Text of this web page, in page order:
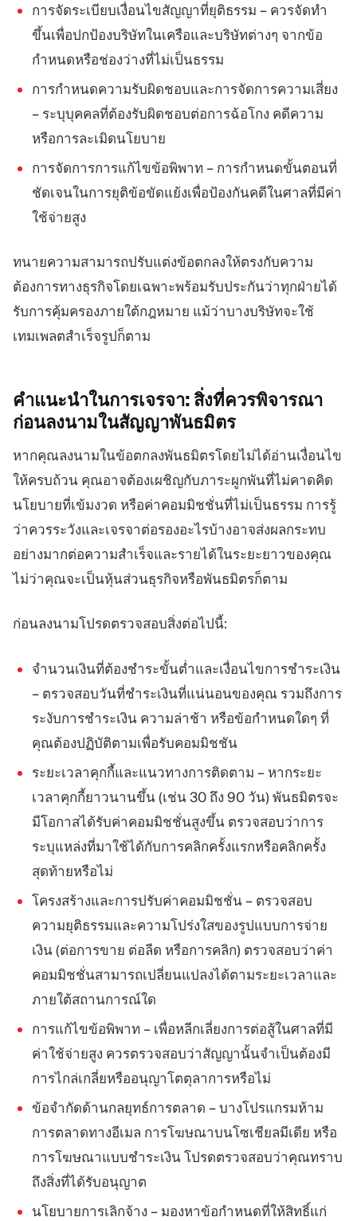
การจัดระเบียบเงื่อนไขสัญญาที่ยุติธรรม – ควรจัดทำ
ขึ้นเพื่อปกป้องบริษัทในเครือและบริษัทต่างๆ จากข้อ
กำหนดหรือช่องว่างที่ไม่เป็นธรรม
การกำหนดความรับผิดชอบและการจัดการความเสี่ยง
– ระบุบุคคลที่ต้องรับผิดชอบต่อการฉ้อโกง คดีความ
หรือการละเมิดนโยบาย
การจัดการการแก้ไขข้อพิพาท – การกำหนดขั้นตอนที่
ชัดเจนในการยุติข้อขัดแย้งเพื่อป้องกันคดีในศาลที่มีค่า
ใช้จ่ายสูง
ทนายความสามารถปรับแต่งข้อตกลงให้ตรงกับความ
ต้องการทางธุรกิจโดยเฉพาะพร้อมรับประกันว่าทุกฝ่ายได้
รับการคุ้มครองภายใต้กฎหมาย แม้ว่าบางบริษัทจะใช้
เทมเพลตสำเร็จรูปก็ตาม
คำแนะนำในการเจรจา: สิ่งที่ควรพิจารณา
ก่อนลงนามในสัญญาพันธมิตร
หากคุณลงนามในข้อตกลงพันธมิตรโดยไม่ได้อ่านเงื่อนไข
ให้ครบถ้วน คุณอาจต้องเผชิญกับภาระผูกพันที่ไม่คาดคิด
นโยบายที่เข้มงวด หรือค่าคอมมิชชั่นที่ไม่เป็นธรรม การรู้
ว่าควรระวังและเจรจาต่อรองอะไรบ้างอาจส่งผลกระทบ
อย่างมากต่อความสำเร็จและรายได้ในระยะยาวของคุณ
ไม่ว่าคุณจะเป็นหุ้นส่วนธุรกิจหรือพันธมิตรก็ตาม
ก่อนลงนามโปรดตรวจสอบสิ่งต่อไปนี้:
จำนวนเงินที่ต้องชำระขั้นต่ำและเงื่อนไขการชำระเงิน
– ตรวจสอบวันที่ชำระเงินที่แน่นอนของคุณ รวมถึงการ
ระงับการชำระเงิน ความล่าช้า หรือข้อกำหนดใดๆ ที่
คุณต้องปฏิบัติตามเพื่อรับคอมมิชชัน
ระยะเวลาคุกกี้และแนวทางการติดตาม – หากระยะ
เวลาคุกกี้ยาวนานขึ้น (เช่น 30 ถึง 90 วัน) พันธมิตรจะ
มีโอกาสได้รับค่าคอมมิชชั่นสูงขึ้น ตรวจสอบว่าการ
ระบุแหล่งที่มาใช้ได้กับการคลิกครั้งแรกหรือคลิกครั้ง
สุดท้ายหรือไม่
โครงสร้างและการปรับค่าคอมมิชชั่น – ตรวจสอบ
ความยุติธรรมและความโปร่งใสของรูปแบบการจ่าย
เงิน (ต่อการขาย ต่อลีด หรือการคลิก) ตรวจสอบว่าค่า
คอมมิชชั่นสามารถเปลี่ยนแปลงได้ตามระยะเวลาและ
ภายใต้สถานการณ์ใด
การแก้ไขข้อพิพาท – เพื่อหลีกเลี่ยงการต่อสู้ในศาลที่มี
ค่าใช้จ่ายสูง ควรตรวจสอบว่าสัญญานั้นจำเป็นต้องมี
การไกล่เกลี่ยหรืออนุญาโตตุลาการหรือไม่
ข้อจำกัดด้านกลยุทธ์การตลาด – บางโปรแกรมห้าม
การตลาดทางอีเมล การโฆษณาบนโซเชียลมีเดีย หรือ
การโฆษณาแบบชำระเงิน โปรดตรวจสอบว่าคุณทราบ
ถึงสิ่งที่ได้รับอนุญาต
นโยบายการเลิกจ้าง – มองหาข้อกำหนดที่ให้สิทธิ์แก่